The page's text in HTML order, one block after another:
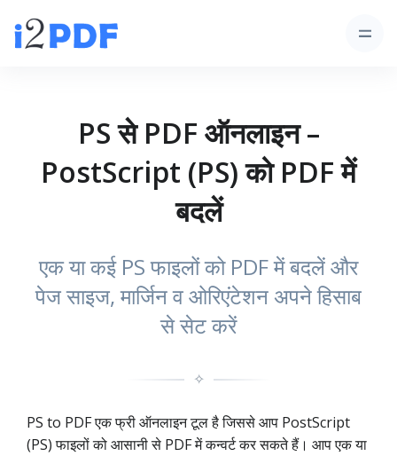
PS से PDF ऑनलाइन –
PostScript (PS) को PDF में
बदलें
एक या कई PS फाइलों को PDF में बदलें और
पेज साइज, मार्जिन व ओरिएंटेशन अपने हिसाब
से सेट करें
✧
PS to PDF एक फ्री ऑनलाइन टूल है जिससे आप PostScript
(PS) फाइलों को आसानी से PDF में कन्वर्ट कर सकते हैं। आप एक या